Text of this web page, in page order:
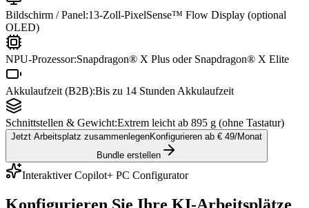
Bildschirm / Panel:13-Zoll-PixelSense™ Flow Display (optional
OLED)
NPU-Prozessor:Snapdragon® X Plus oder Snapdragon® X Elite
Akkulaufzeit (B2B):Bis zu 14 Stunden Akkulaufzeit
Schnittstellen & Gewicht:Extrem leicht ab 895 g (ohne Tastatur)
Jetzt Arbeitsplatz zusammenlegenKonfigurieren ab € 49/Monat
Bundle erstellen
Interaktiver Copilot+ PC Configurator
Konfigurieren Sie Ihre KI-Arbeitsplätze